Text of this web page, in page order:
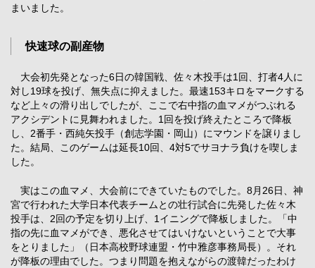
まいました。
快速球の副産物
大会初先発となった6日の韓国戦、佐々木投手は1回、打者4人に
対し19球を投げ、無失点に抑えました。最速153キロをマークする
など上々の滑り出しでしたが、ここで右中指の血マメがつぶれる
アクシデントに見舞われました。1回を投げ終えたところで降板
し、2番手・西純矢投手（創志学園・岡山）にマウンドを譲りまし
た。結局、このゲームは延長10回、4対5でサヨナラ負けを喫しま
した。
実はこの血マメ、大会前にできていたものでした。8月26日、神
宮で行われた大学日本代表チームとの壮行試合に先発した佐々木
投手は、2回の予定を切り上げ、1イニングで降板しました。「中
指の先に血マメができ、悪化させてはいけないということで大事
をとりました」（日本高校野球連盟・竹中雅彦事務局長）。それ
が降板の理由でした。つまり問題を抱えながらの渡韓だったわけ